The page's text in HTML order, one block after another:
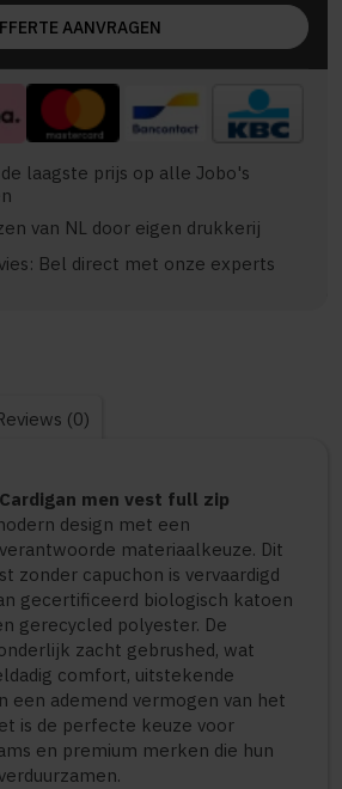
AANVRAGEN
laagste prijs op alle Jobo's
van NL door eigen drukkerij
Bel direct met onze experts
(0)
men vest full zip
design met een
materiaalkeuze. Dit
zonder capuchon is vervaardigd
gecertificeerd biologisch katoen
gerecycled polyester. De
zacht gebrushed, wat
comfort, uitstekende
een ademend vermogen van het
is de perfecte keuze voor
en premium merken die hun